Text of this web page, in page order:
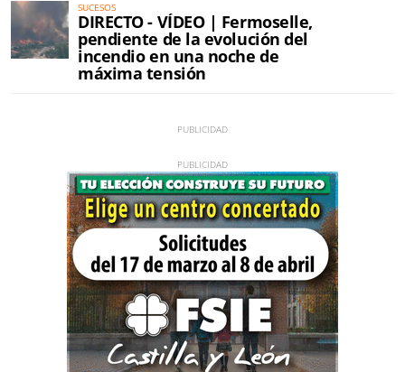
SUCESOS
DIRECTO - VÍDEO | Fermoselle,
pendiente de la evolución del
incendio en una noche de
máxima tensión